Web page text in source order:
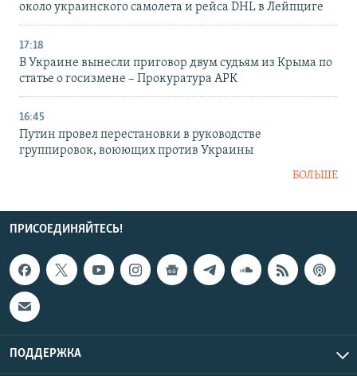
около украинского самолета и рейса DHL в Лейпциге
17:18
В Украине вынесли приговор двум судьям из Крыма по
статье о госизмене – Прокуратура АРК
16:45
Путин провел перестановки в руководстве
группировок, воюющих против Украины
БОЛЬШЕ
ПРИСОЕДИНЯЙТЕСЬ!
ПОДДЕРЖКА